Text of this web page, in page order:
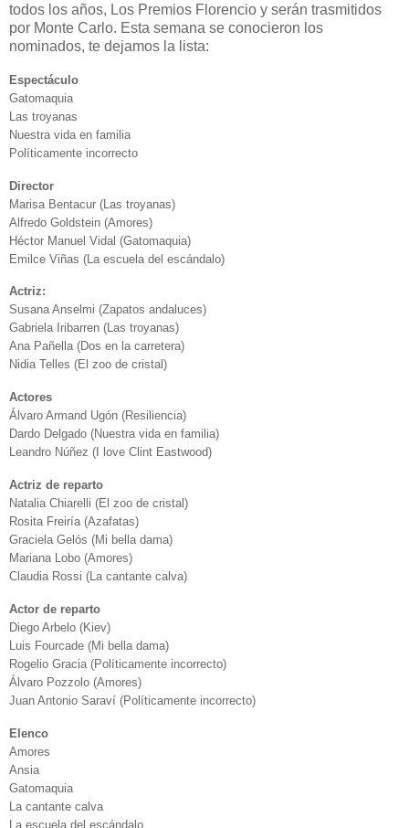
todos los años, Los Premios Florencio y serán trasmitidos
por Monte Carlo. Esta semana se conocieron los
nominados, te dejamos la lista:
Espectáculo
Gatomaquia
Las troyanas
Nuestra vida en familia
Políticamente incorrecto
Director
Marisa Bentacur (Las troyanas)
Alfredo Goldstein (Amores)
Héctor Manuel Vidal (Gatomaquia)
Emilce Viñas (La escuela del escándalo)
Actriz:
Susana Anselmi (Zapatos andaluces)
Gabriela Iribarren (Las troyanas)
Ana Pañella (Dos en la carretera)
Nidia Telles (El zoo de cristal)
Actores
Álvaro Armand Ugón (Resiliencia)
Dardo Delgado (Nuestra vida en familia)
Leandro Núñez (I love Clint Eastwood)
Actriz de reparto
Natalia Chiarelli (El zoo de cristal)
Rosita Freiría (Azafatas)
Graciela Gelós (Mi bella dama)
Mariana Lobo (Amores)
Claudia Rossi (La cantante calva)
Actor de reparto
Diego Arbelo (Kiev)
Luis Fourcade (Mi bella dama)
Rogelio Gracia (Políticamente incorrecto)
Álvaro Pozzolo (Amores)
Juan Antonio Saraví (Políticamente incorrecto)
Elenco
Amores
Ansia
Gatomaquia
La cantante calva
La escuela del escándalo